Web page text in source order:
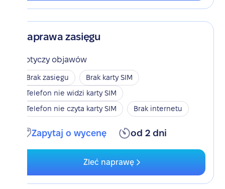
Naprawa zasięgu
Dotyczy objawów
Brak zasięgu
Brak karty SIM
Telefon nie widzi karty SIM
Telefon nie czyta karty SIM
Brak internetu
Zapytaj o wycenę od 2 dni
Zleć naprawę